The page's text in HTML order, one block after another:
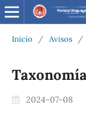
Inicio / Avisos /
2024-07-08